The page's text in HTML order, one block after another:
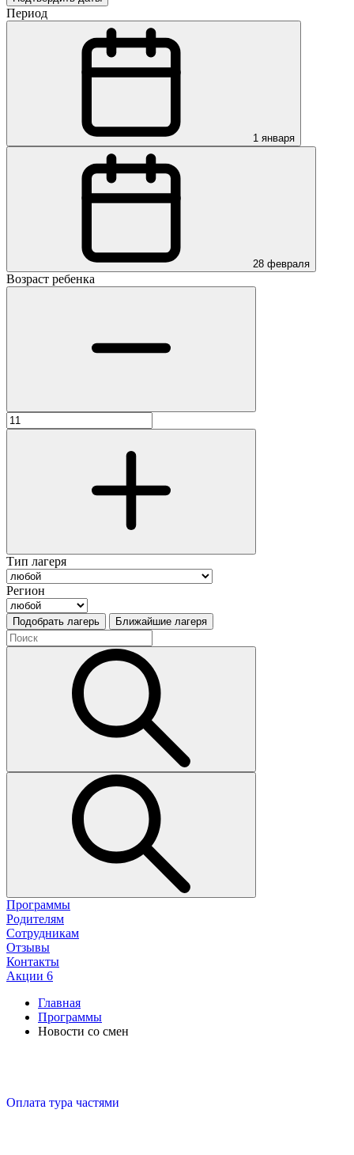
Период
1 января
28 февраля
Возраст ребенка
Тип лагеря
Регион
Подобрать лагерь Ближайшие лагеря
Программы
Родителям
Сотрудникам
Отзывы
Контакты
Акции 6
Главная
Программы
Новости со смен
Оплата тура частями